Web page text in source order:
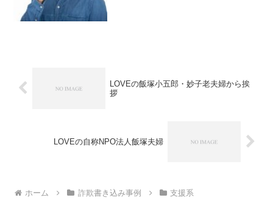
LOVEの飯塚小五郎・妙子老夫婦から挨
拶
LOVEの自称NPO法人飯塚夫婦
ホーム 詐欺書き込み事例 支援系